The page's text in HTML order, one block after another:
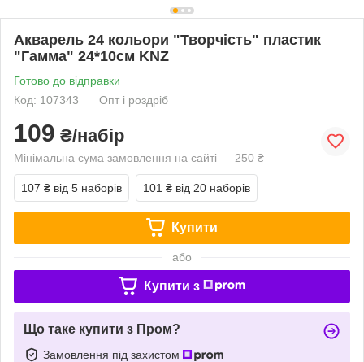
Акварель 24 кольори "Творчість" пластик
"Гамма" 24*10см KNZ
Готово до відправки
Код: 107343
Опт і роздріб
109 ₴/набір
Мінімальна сума замовлення на сайті — 250 ₴
107 ₴ від 5 наборів 101 ₴ від 20 наборів
Купити
або
Купити з
Що таке купити з Пром?
Замовлення під захистом